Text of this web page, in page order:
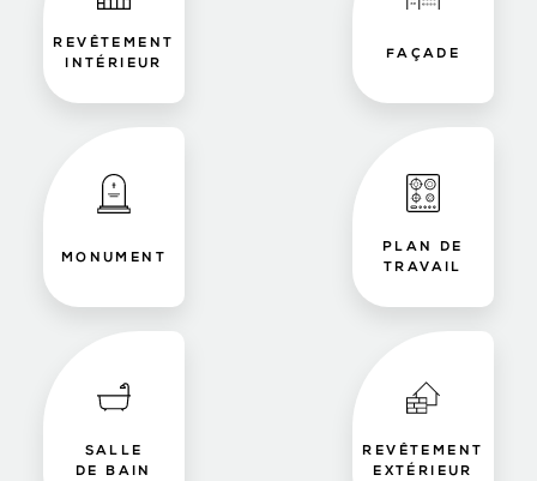
REVÊTEMENT
INTÉRIEUR
FAÇADE
MONUMENT
PLAN DE
TRAVAIL
SALLE
DE BAIN
REVÊTEMENT
EXTÉRIEUR